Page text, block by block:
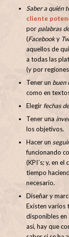
Saber a quién
cliente
por palabras
(Facebooky
aquellos de
a todas las
(y por
Tener un buen
como en
Elegir fechas
Tener una
los objetivos.
Hacer un
funcionando
(KPI´s; y, en
tiempo
necesario.
Diseñar y
Existen varios
disponibles
así, hay que